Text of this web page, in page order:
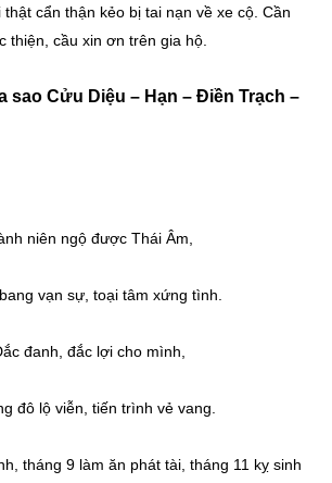
cẩn thận kẻo bị tai nạn về xe cộ. Cần
thiện, cầu xin ơn trên gia hộ.
sao Cửu Diệu – Hạn – Điền Trạch –
niên ngộ được Thái Âm,
vạn sự, toại tâm xứng tình.
đanh, đắc lợi cho mình,
đô lộ viễn, tiến trình vẻ vang.
tháng 9 làm ăn phát tài, tháng 11 kỵ sinh